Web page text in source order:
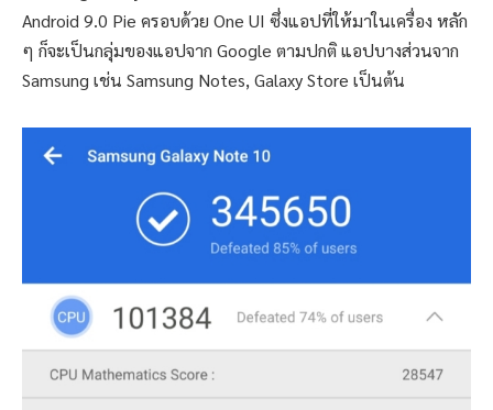
Android 9.0 Pie ครอบด้วย One UI ซึ่งแอปที่ให้มาในเครื่อง หลัก
ๆ ก็จะเป็นกลุ่มของแอปจาก Google ตามปกติ แอปบางส่วนจาก
Samsung เช่น Samsung Notes, Galaxy Store เป็นต้น